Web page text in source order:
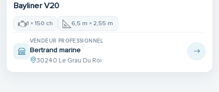
Bayliner V20
1 × 150 ch 6,5 m × 2,55 m
VENDEUR PROFESSIONNEL
Bertrand marine
30240 Le Grau Du Roi